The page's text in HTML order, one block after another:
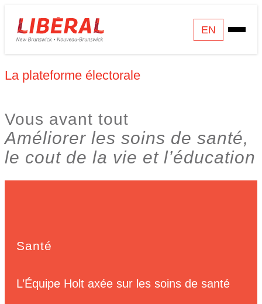
Skip
to
content
Homepage
Link
EN
Open
Mobile
Vous avant tout
Améliorer les soins de santé,
le cout de la vie et l’éducation
La plateforme électorale
Santé
L’Équipe Holt axée sur les soins de santé